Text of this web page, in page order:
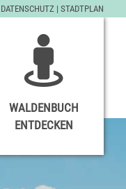
| STADTPLAN
WALDENBUCH
ENTDECKEN